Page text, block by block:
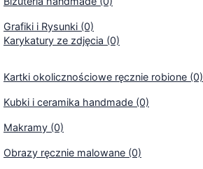
Grafiki i Rysunki (0)
Karykatury ze zdjęcia (0)
Kartki okolicznościowe ręcznie robione (0)
Kubki i ceramika handmade (0)
Makramy (0)
Obrazy ręcznie malowane (0)